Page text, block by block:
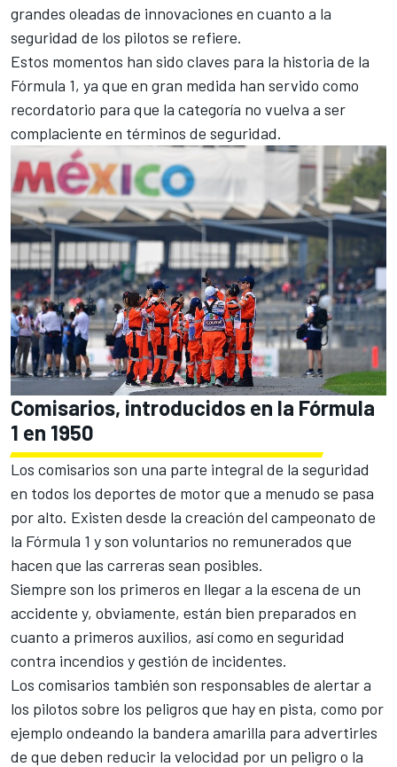
grandes oleadas de innovaciones en cuanto a la
seguridad de los pilotos se refiere.
Estos momentos han sido claves para la historia de la
Fórmula 1, ya que en gran medida han servido como
recordatorio para que la categoría no vuelva a ser
complaciente en términos de seguridad.
Comisarios, introducidos en la Fórmula
1 en 1950
Los comisarios son una parte integral de la seguridad
en todos los deportes de motor que a menudo se pasa
por alto. Existen desde la creación del campeonato de
la Fórmula 1 y son voluntarios no remunerados que
hacen que las carreras sean posibles.
Siempre son los primeros en llegar a la escena de un
accidente y, obviamente, están bien preparados en
cuanto a primeros auxilios, así como en seguridad
contra incendios y gestión de incidentes.
Los comisarios también son responsables de alertar a
los pilotos sobre los peligros que hay en pista, como por
ejemplo ondeando la bandera amarilla para advertirles
de que deben reducir la velocidad por un peligro o la